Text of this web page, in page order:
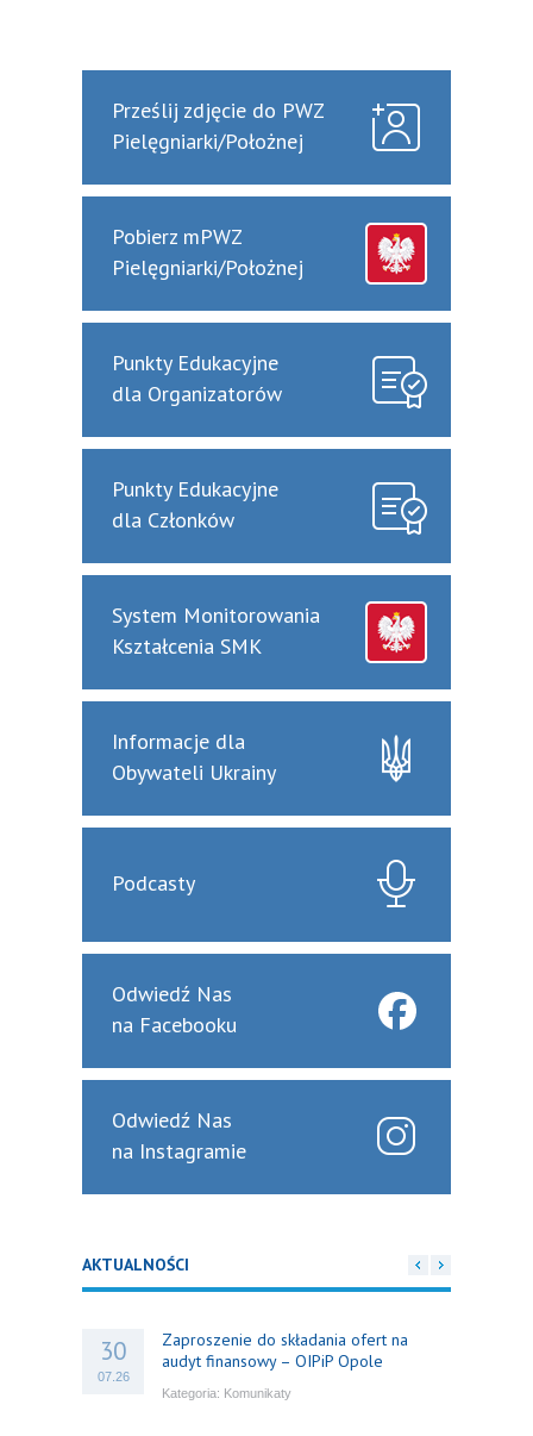
Prześlij zdjęcie do PWZ
Pielęgniarki/Położnej
Pobierz mPWZ
Pielęgniarki/Położnej
Punkty Edukacyjne
dla Organizatorów
Punkty Edukacyjne
dla Członków
System Monitorowania
Kształcenia SMK
Informacje dla
Obywateli Ukrainy
Podcasty
Odwiedź Nas
na Facebooku
Odwiedź Nas
na Instagramie
AKTUALNOŚCI
30
07.26
Zaproszenie do składania ofert na
audyt finansowy – OIPiP Opole
Kategoria: Komunikaty